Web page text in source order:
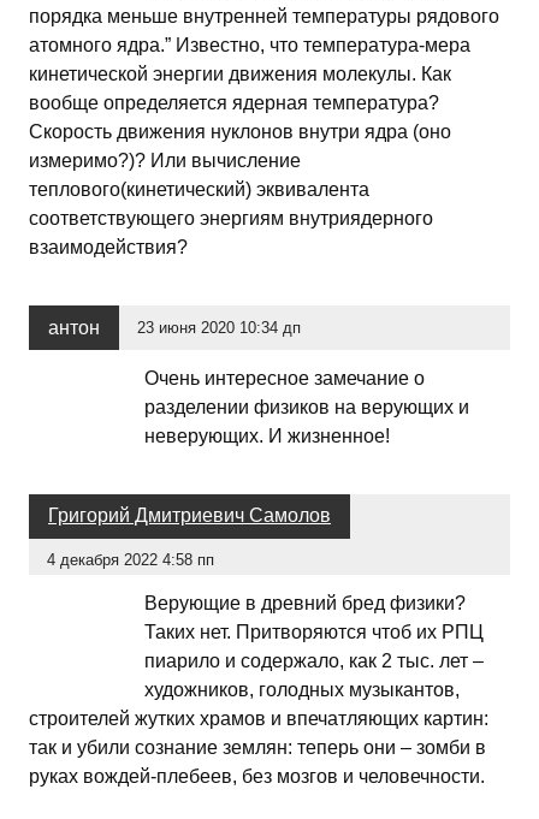
порядка меньше внутренней температуры рядового
атомного ядра.” Известно, что температура-мера
кинетической энергии движения молекулы. Как
вообще определяется ядерная температура?
Скорость движения нуклонов внутри ядра (оно
измеримо?)? Или вычисление
теплового(кинетический) эквивалента
соответствующего энергиям внутриядерного
взаимодействия?
антон 23 июня 2020 10:34 дп
Очень интересное замечание о
разделении физиков на верующих и
неверующих. И жизненное!
Григорий Дмитриевич Самолов
4 декабря 2022 4:58 пп
Верующие в древний бред физики?
Таких нет. Притворяются чтоб их РПЦ
пиарило и содержало, как 2 тыс. лет –
художников, голодных музыкантов,
строителей жутких храмов и впечатляющих картин:
так и убили сознание землян: теперь они – зомби в
руках вождей-плебеев, без мозгов и человечности.